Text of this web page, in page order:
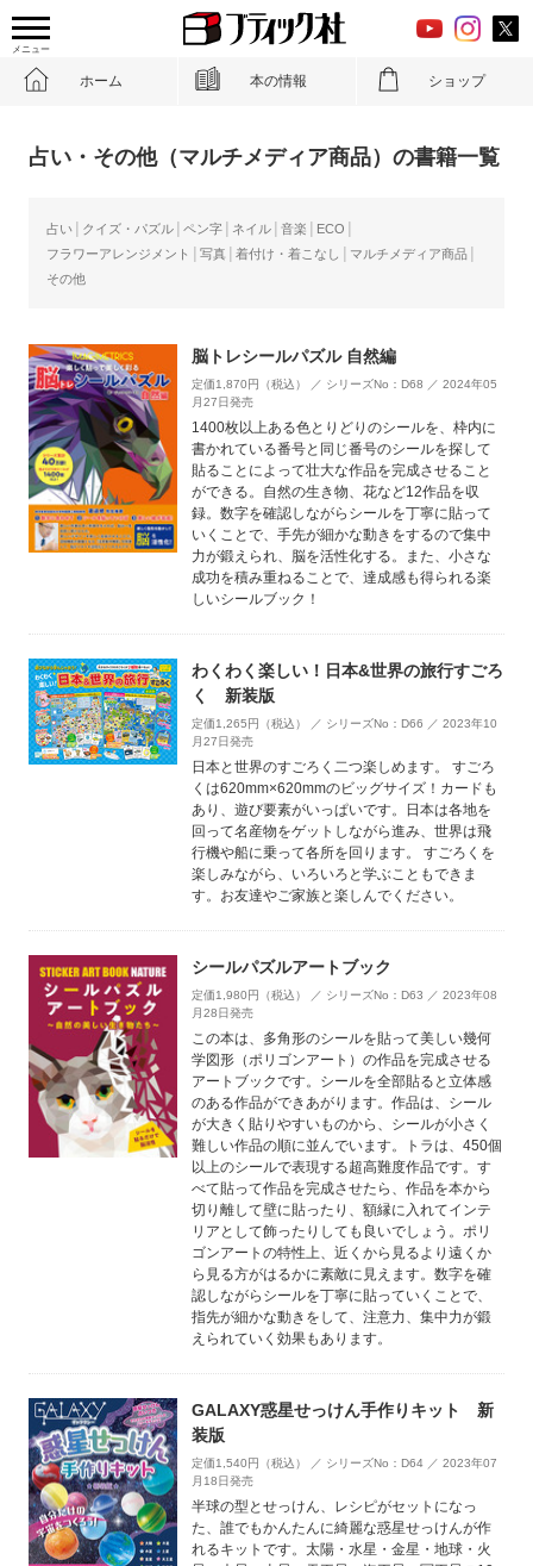
メニュー
ホーム 本の情報 ショップ
占い・その他（マルチメディア商品）の書籍一覧
占い クイズ・パズル ペン字 ネイル 音楽
ECO
フラワーアレンジメント
写真 着付け・着こなし
マルチメディア商品
その他
脳トレシールパズル 自然編
定価1,870円（税込） ／ シリーズNo：D68 ／ 2024年05
月27日発売
1400枚以上ある色とりどりのシールを、枠内に
書かれている番号と同じ番号のシールを探して
貼ることによって壮大な作品を完成させること
ができる。自然の生き物、花など12作品を収
録。数字を確認しながらシールを丁寧に貼って
いくことで、手先が細かな動きをするので集中
力が鍛えられ、脳を活性化する。また、小さな
成功を積み重ねることで、達成感も得られる楽
しいシールブック！
わくわく楽しい！日本&世界の旅行すごろ
く 新装版
定価1,265円（税込） ／ シリーズNo：D66 ／ 2023年10
月27日発売
日本と世界のすごろく二つ楽しめます。 すごろ
くは620mm×620mmのビッグサイズ！カードも
あり、遊び要素がいっぱいです。日本は各地を
回って名産物をゲットしながら進み、世界は飛
行機や船に乗って各所を回ります。 すごろくを
楽しみながら、いろいろと学ぶこともできま
す。お友達やご家族と楽しんでください。
シールパズルアートブック
定価1,980円（税込） ／ シリーズNo：D63 ／ 2023年08
月28日発売
この本は、多角形のシールを貼って美しい幾何
学図形（ポリゴンアート）の作品を完成させる
アートブックです。シールを全部貼ると立体感
のある作品ができあがります。作品は、シール
が大きく貼りやすいものから、シールが小さく
難しい作品の順に並んでいます。トラは、450個
以上のシールで表現する超高難度作品です。す
べて貼って作品を完成させたら、作品を本から
切り離して壁に貼ったり、額縁に入れてインテ
リアとして飾ったりしても良いでしょう。ポリ
ゴンアートの特性上、近くから見るより遠くか
ら見る方がはるかに素敵に見えます。数字を確
認しながらシールを丁寧に貼っていくことで、
指先が細かな動きをして、注意力、集中力が鍛
えられていく効果もあります。
GALAXY惑星せっけん手作りキット 新
装版
定価1,540円（税込） ／ シリーズNo：D64 ／ 2023年07
月18日発売
半球の型とせっけん、レシピがセットになっ
た、誰でもかんたんに綺麗な惑星せっけんが作
れるキットです。太陽・水星・金星・地球・火